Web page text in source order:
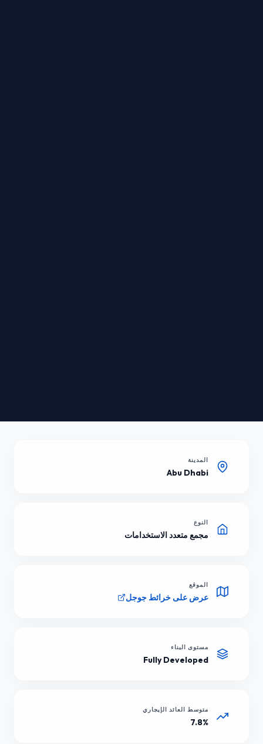
المدينة
Abu Dhabi
النوع
مجمع متعدد الاستخدامات
الموقع
عرض على خرائط جوجل
مستوى البناء
Fully Developed
متوسط العائد الإيجاري
7.8%